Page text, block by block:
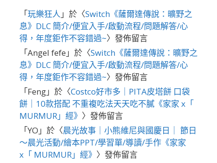
「玩樂狂人 」於〈Switch《薩爾達傳說：曠野之
息》DLC 簡介/便宜入手/啟動流程/問題解答/心
得，年度鉅作不容錯過~〉發佈留言
「Angel fefe 」於〈Switch《薩爾達傳說：曠野之
息》DLC 簡介/便宜入手/啟動流程/問題解答/心
得，年度鉅作不容錯過~〉發佈留言
「Feng」於〈Costco好市多｜PITA皮塔餅 口袋
餅｜10款搭配 不重複吃法天天吃不膩《家家 x「
MURMUR」經》 〉發佈留言
「YO 」於〈晨光故事｜小熊維尼與國慶日｜ 節日
～晨光活動/繪本PPT/學習單/導讀/手作《家家
x「 MURMUR」經》 〉發佈留言